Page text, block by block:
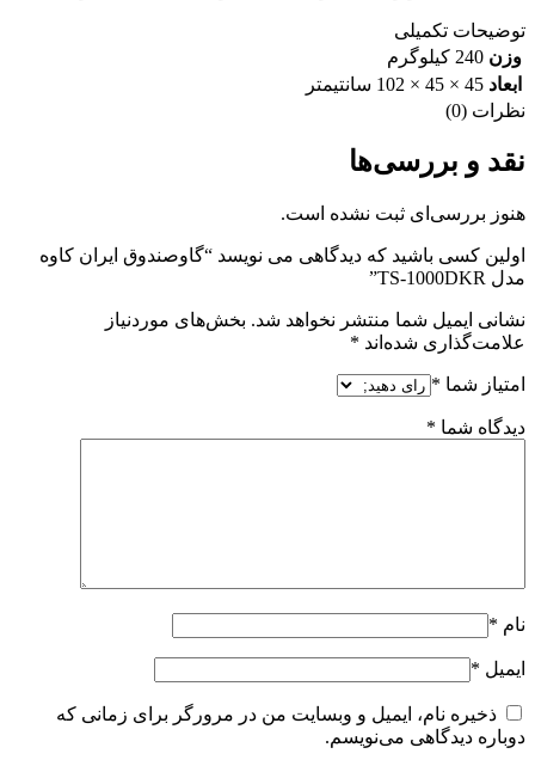
توضیحات تکمیلی
وزن 240 کیلوگرم
ابعاد 45 × 45 × 102 سانتیمتر
نظرات (0)
نقد و بررسی‌ها
هنوز بررسی‌ای ثبت نشده است.
اولین کسی باشید که دیدگاهی می نویسد “گاوصندوق ایران کاوه
مدل TS-1000DKR”
نشانی ایمیل شما منتشر نخواهد شد. بخش‌های موردنیاز
علامت‌گذاری شده‌اند *
امتیاز شما *
دیدگاه شما *
نام *
ایمیل *
ذخیره نام، ایمیل و وبسایت من در مرورگر برای زمانی که
دوباره دیدگاهی می‌نویسم.